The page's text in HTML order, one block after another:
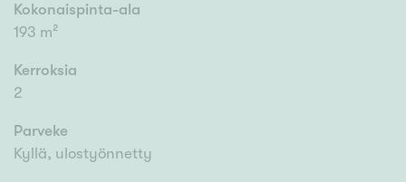
Kokonaispinta-ala
193 m²
Kerroksia
2
Parveke
Kyllä, ulostyönnetty